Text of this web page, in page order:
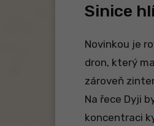
Sinice
Novinkou je
dron, který
zároveň
Na řece Dyji
koncentraci